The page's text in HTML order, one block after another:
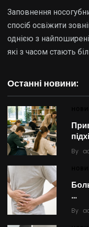
Заповнення
спосіб освіжити
однією з
які з часом стають
Останні новини:
By
…
By